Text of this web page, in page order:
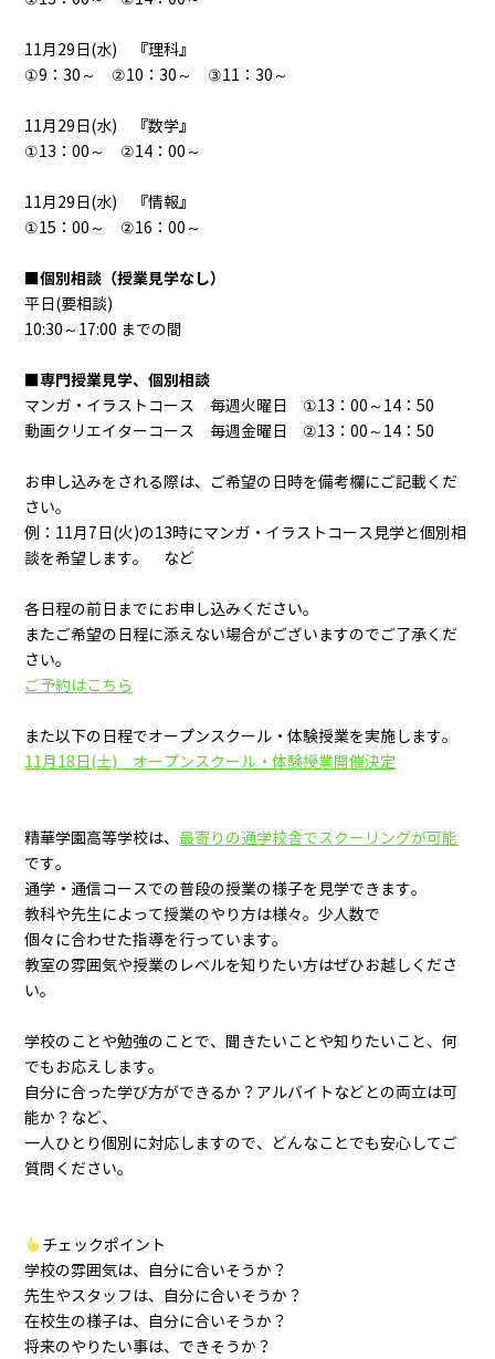
11月29日(水) 『理科』
①9：30～ ②10：30～ ③11：30～
11月29日(水) 『数学』
①13：00～ ②14：00～
11月29日(水) 『情報』
①15：00～ ②16：00～
■個別相談（授業見学なし）
平日(要相談)
10:30～17:00 までの間
専門授業見学、個別相談
マンガ・イラストコース 毎週火曜日 ①13：00～14：50
動画クリエイターコース 毎週金曜日 ②13：00～14：50
お申し込みをされる際は、ご希望の日時を備考欄にご記載くだ
さい。
例：11月7日(火)の13時にマンガ・イラストコース見学と個別相
談を希望します。 など
各日程の前日までにお申し込みください。
またご希望の日程に添えない場合がございますのでご了承くだ
さい。
ご予約はこちら
また以下の日程でオープンスクール・体験授業を実施します。
11月18日(土) オープンスクール・体験授業開催決定
精華学園高等学校は、最寄りの通学校舎でスクーリングが可能
です。
通学・通信コースでの普段の授業の様子を見学できます。
教科や先生によって授業のやり方は様々。少人数で
個々に合わせた指導を行っています。
教室の雰囲気や授業のレベルを知りたい方はぜひお越しくださ
い。
学校のことや勉強のことで、聞きたいことや知りたいこと、何
でもお応えします。
自分に合った学び方ができるか？アルバイトなどとの両立は可
能か？など、
一人ひとり個別に対応しますので、どんなことでも安心してご
質問ください。
チェックポイント
学校の雰囲気は、自分に合いそうか？
先生やスタッフは、自分に合いそうか？
在校生の様子は、自分に合いそうか？
将来のやりたい事は、できそうか？